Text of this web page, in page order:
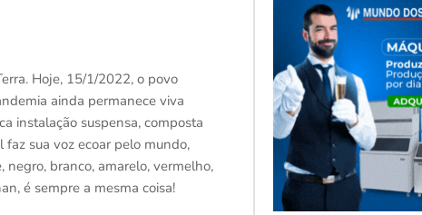
Hoje, 15/1/2022, o povo
ainda permanece viva
instalação suspensa, composta
sua voz ecoar pelo mundo,
branco, amarelo, vermelho,
é sempre a mesma coisa!